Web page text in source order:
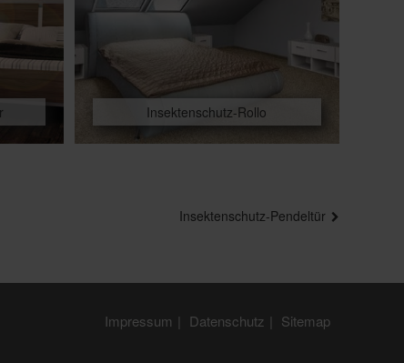
Insektenschutz-Rollo
Insektenschutz-Pendeltür
Impressum Datenschutz
Sitemap